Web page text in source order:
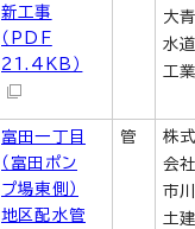
新工事
（PDF
21.4KB）
大青
水道
工業
富田一丁目
（富田ポン
プ場東側）
地区配水管
管
株式
会社
市川
土建